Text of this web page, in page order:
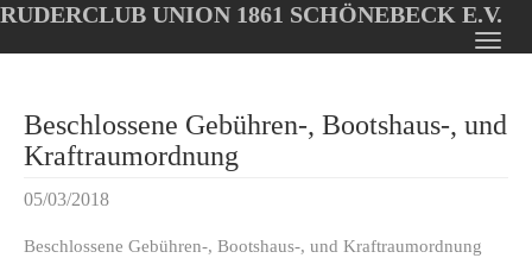
Oops, an error occurred! Code: 20260807165327f8e8997b
main
content
RUDERCLUB UNION 1861 SCHÖNEBECK E.V.
Beschlossene Gebühren-, Bootshaus-, und
Kraftraumordnung
05/03/2018
Beschlossene Gebühren-, Bootshaus-, und Kraftraumordnung